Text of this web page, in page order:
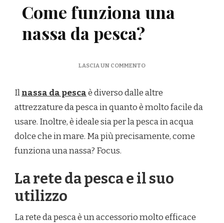
Come funziona una
nassa da pesca?
LASCIA UN COMMENTOSU
UNA
NASSA
PESCA?
Ilnassa da pescaè diverso dalle altre
attrezzature da pesca in quanto è molto facile da
usare. Inoltre, è ideale sia per la pesca in acqua
dolce che in mare. Ma più precisamente, come
funziona una nassa? Focus.
La rete da pesca e il suo
utilizzo
La rete da pesca è un accessorio molto efficace